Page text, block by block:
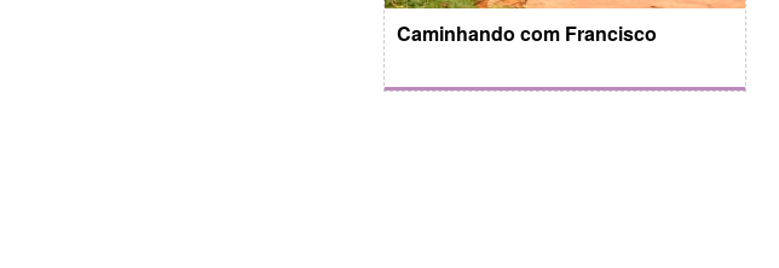
Caminhando com Francisco